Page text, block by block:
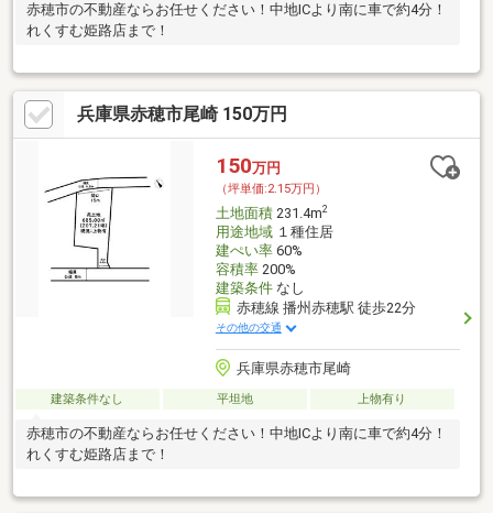
赤穂市の不動産ならお任せください！中地ICより南に車で約4分！
れくすむ姫路店まで！
兵庫県赤穂市尾崎 150万円
150万円
（坪単価:2.15万円）
土地面積231.4m2
用途地域１種住居
建ぺい率60%
容積率200%
建築条件なし
赤穂線 播州赤穂駅 徒歩22分
その他の交通
兵庫県赤穂市尾崎
建築条件なし 平坦地 上物有り
赤穂市の不動産ならお任せください！中地ICより南に車で約4分！
れくすむ姫路店まで！